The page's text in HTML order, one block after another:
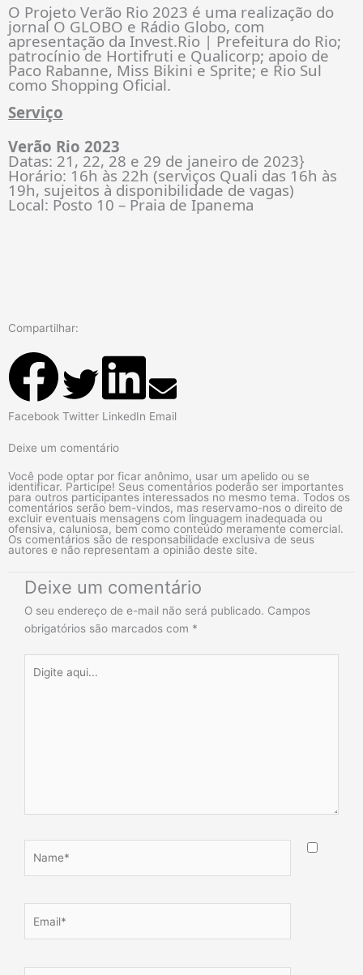
O Projeto Verão Rio 2023 é uma realização do
jornal O GLOBO e Rádio Globo, com
apresentação da Invest.Rio | Prefeitura do Rio;
patrocínio de Hortifruti e Qualicorp; apoio de
Paco Rabanne, Miss Bikini e Sprite; e Rio Sul
como Shopping Oficial.
Serviço
Verão Rio 2023
Datas: 21, 22, 28 e 29 de janeiro de 2023}
Horário: 16h às 22h (serviços Quali das 16h às
19h, sujeitos à disponibilidade de vagas)
Local: Posto 10 – Praia de Ipanema
Compartilhar:
Facebook Twitter LinkedIn Email
Deixe um comentário
Você pode optar por ficar anônimo, usar um apelido ou se
identificar. Participe! Seus comentários poderão ser importantes
para outros participantes interessados no mesmo tema. Todos os
comentários serão bem-vindos, mas reservamo-nos o direito de
excluir eventuais mensagens com linguagem inadequada ou
ofensiva, caluniosa, bem como conteúdo meramente comercial.
Os comentários são de responsabilidade exclusiva de seus
autores e não representam a opinião deste site.
Deixe um comentário
O seu endereço de e-mail não será publicado. Campos
obrigatórios são marcados com *
aqui...